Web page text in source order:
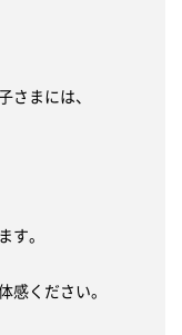
まには、
す。
感ください。